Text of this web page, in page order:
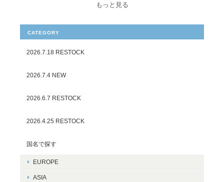
もっと見る
CATEGORY
2026.7.18 RESTOCK
2026.7.4 NEW
2026.6.7 RESTOCK
2026.4.25 RESTOCK
国名で探す
EUROPE
ASIA